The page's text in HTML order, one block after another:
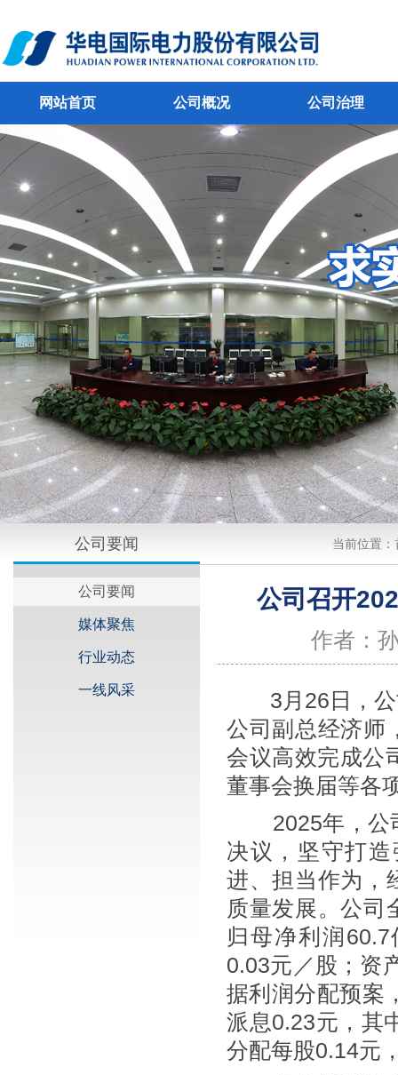
网站首页 公司概况 公司治理
公司要闻 当前位置：
公司要闻
媒体聚焦
行业动态
一线风采
公司召开
作者：
3月26日，公
公司副总经济师
会议高效完成公
董事会换届等各
2025年，公司
决议，坚守打
进、担当作为，
质量发展。公司
归母净利润
0.03元／股；资
据利润分配预案
派息0.23元，其
分配每股0.14元